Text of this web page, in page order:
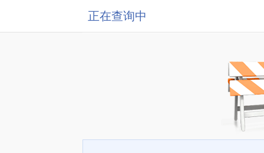
正在查询中